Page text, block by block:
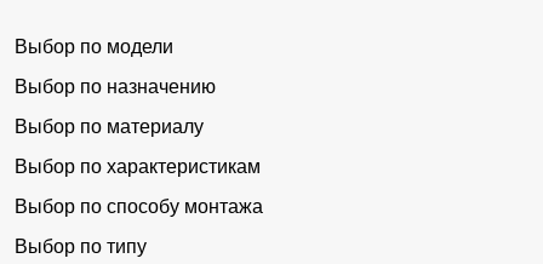
Выбор по модели
Выбор по назначению
Выбор по материалу
Выбор по характеристикам
Выбор по способу монтажа
Выбор по типу